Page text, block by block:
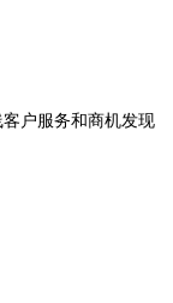
户服务和商机发现